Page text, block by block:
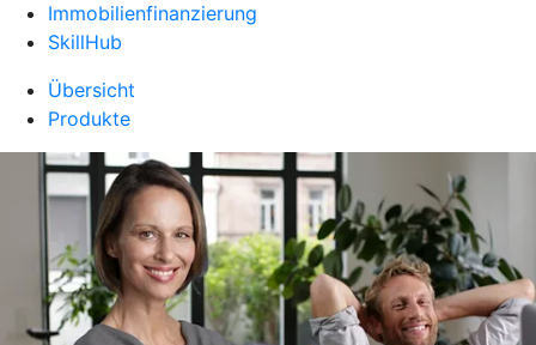
Immobilienfinanzierung
SkillHub
Übersicht
Produkte